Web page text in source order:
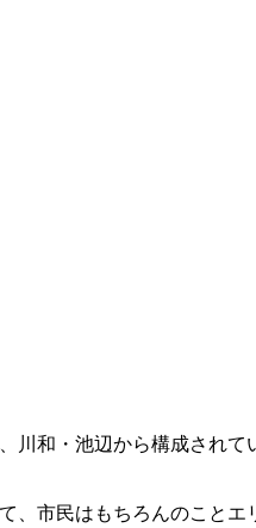
川和・池辺から構成されて
、市民はもちろんのことエ